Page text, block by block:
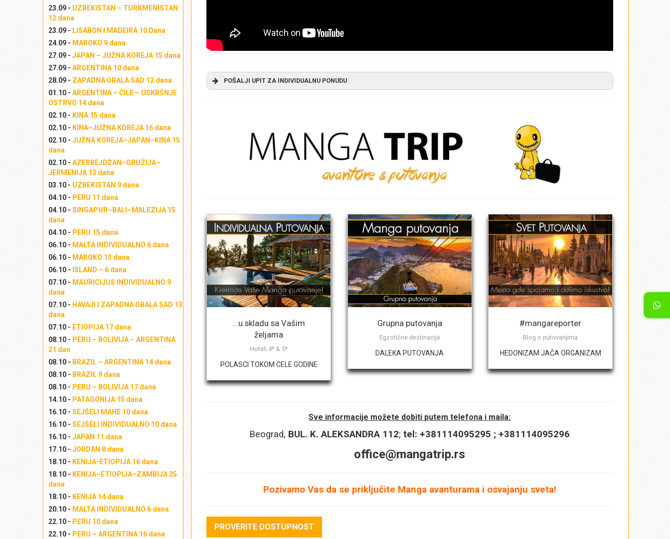
23.09 - UZBEKISTAN – TURKMENISTAN
12 dana
23.09 - LISABON I MADEIRA 10 Dana
24.09 - MAROKO 9 dana
27.09 - JAPAN – JUŽNA KOREJA 15 dana
27.09 - ARGENTINA 10 dana
28.09 - ZAPADNA OBALA SAD 12 dana
01.10 - ARGENTINA – ČILE – USKRŠNJE
OSTRVO 14 dana
02.10 - KINA 15 dana
02.10 - KINA–JUŽNA KOREJA 16 dana
02.10 - JUŽNA KOREJA–JAPAN–KINA 15
dana
02.10 - AZERBEJDŽAN–GRUZIJA–
JERMENIJA 13 dana
03.10 - UZBEKISTAN 9 dana
04.10 - PERU 11 dana
04.10 - SINGAPUR–BALI–MALEZIJA 15
dana
04.10 - PERU 15 dana
06.10 - MALTA INDIVIDUALNO 6 dana
06.10 - MAROKO 13 dana
06.10 - ISLAND – 6 dana
07.10 - MAURICIJUS INDIVIDUALNO 9
dana
07.10 - HAVAJI I ZAPADNA OBALA SAD 13
dana
07.10 - ETIOPIJA 17 dana
08.10 - PERU – BOLIVIJA – ARGENTINA
21 dan
08.10 - BRAZIL – ARGENTINA 14 dana
08.10 - BRAZIL 9 dana
08.10 - PERU – BOLIVIJA 17 dana
14.10 - PATAGONIJA 15 dana
16.10 - SEJŠELI MAHE 10 dana
16.10 - SEJŠELI INDIVIDUALNO 10 dana
16.10 - JAPAN 11 dana
17.10 - JORDAN 8 dana
18.10 - KENIJA-ETIOPIJA 16 dana
18.10 - KENIJA–ETIOPIJA–ZAMBIJA 25
dana
18.10 - KENIJA 14 dana
20.10 - MALTA INDIVIDUALNO 6 dana
22.10 - PERU 10 dana
22.10 - PERU – ARGENTINA 16 dana
POŠALJI UPIT ZA INDIVIDUALNU PONUDU
Kontakt telefon*
Upišite destinaciju/destinacije po prioritetu*
Broj odraslih osoba:
...u skladu sa Vašim
željama
Hoteli 4* & 5*
POLASCI TOKOM CELE GODINE
Grupna putovanja
Egzotične destinacije
DALEKA PUTOVANJA
#mangareporter
Blog o putovanjima
HEDONIZAM JAČA ORGANIZAM
Sve informacije možete dobiti putem telefona i maila:
Beograd, BUL. K. ALEKSANDRA 112;tel: +381114095295 ; +381114095296
office@mangatrip.rs
Pozivamo Vas da se priključite Manga avanturama i osvajanju sveta!
PROVERITE DOSTUPNOST